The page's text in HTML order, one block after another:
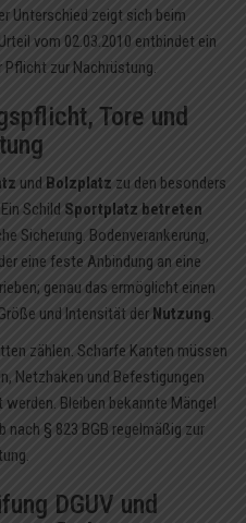
Unterschied zeigt sich beim
vom 02.03.2010 entbindet ein
Pflicht zur Nachrüstung.
Tore und
und Bolzplatz zu den besonders
Schild Sportplatz betreten
Sicherung. Bodenverankerung,
eine feste Anbindung an eine
genau das ermöglicht einen
und Intensität der Nutzung.
zählen. Scharfe Kanten müssen
Netzhaken und Befestigungen
Bleiben bekannte Mängel
§ 823 BGB regelmäßig zur
DGUV und